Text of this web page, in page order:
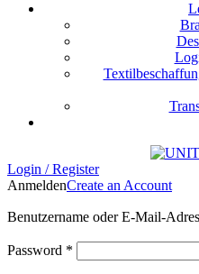
Login / Register
AnmeldenCreate an Account
Benutzername oder E-Mail-
Password *